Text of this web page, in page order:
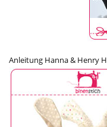
Anleitung Hanna & Henry